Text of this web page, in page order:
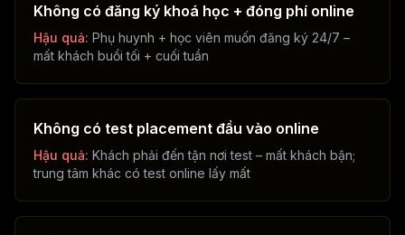
Không có đăng ký khoá học + đóng phí online
Hậu quả: Phụ huynh + học viên muốn đăng ký 24/7 –
mất khách buổi tối + cuối tuần
Không có test placement đầu vào online
Hậu quả: Khách phải đến tận nơi test – mất khách bận;
trung tâm khác có test online lấy mất